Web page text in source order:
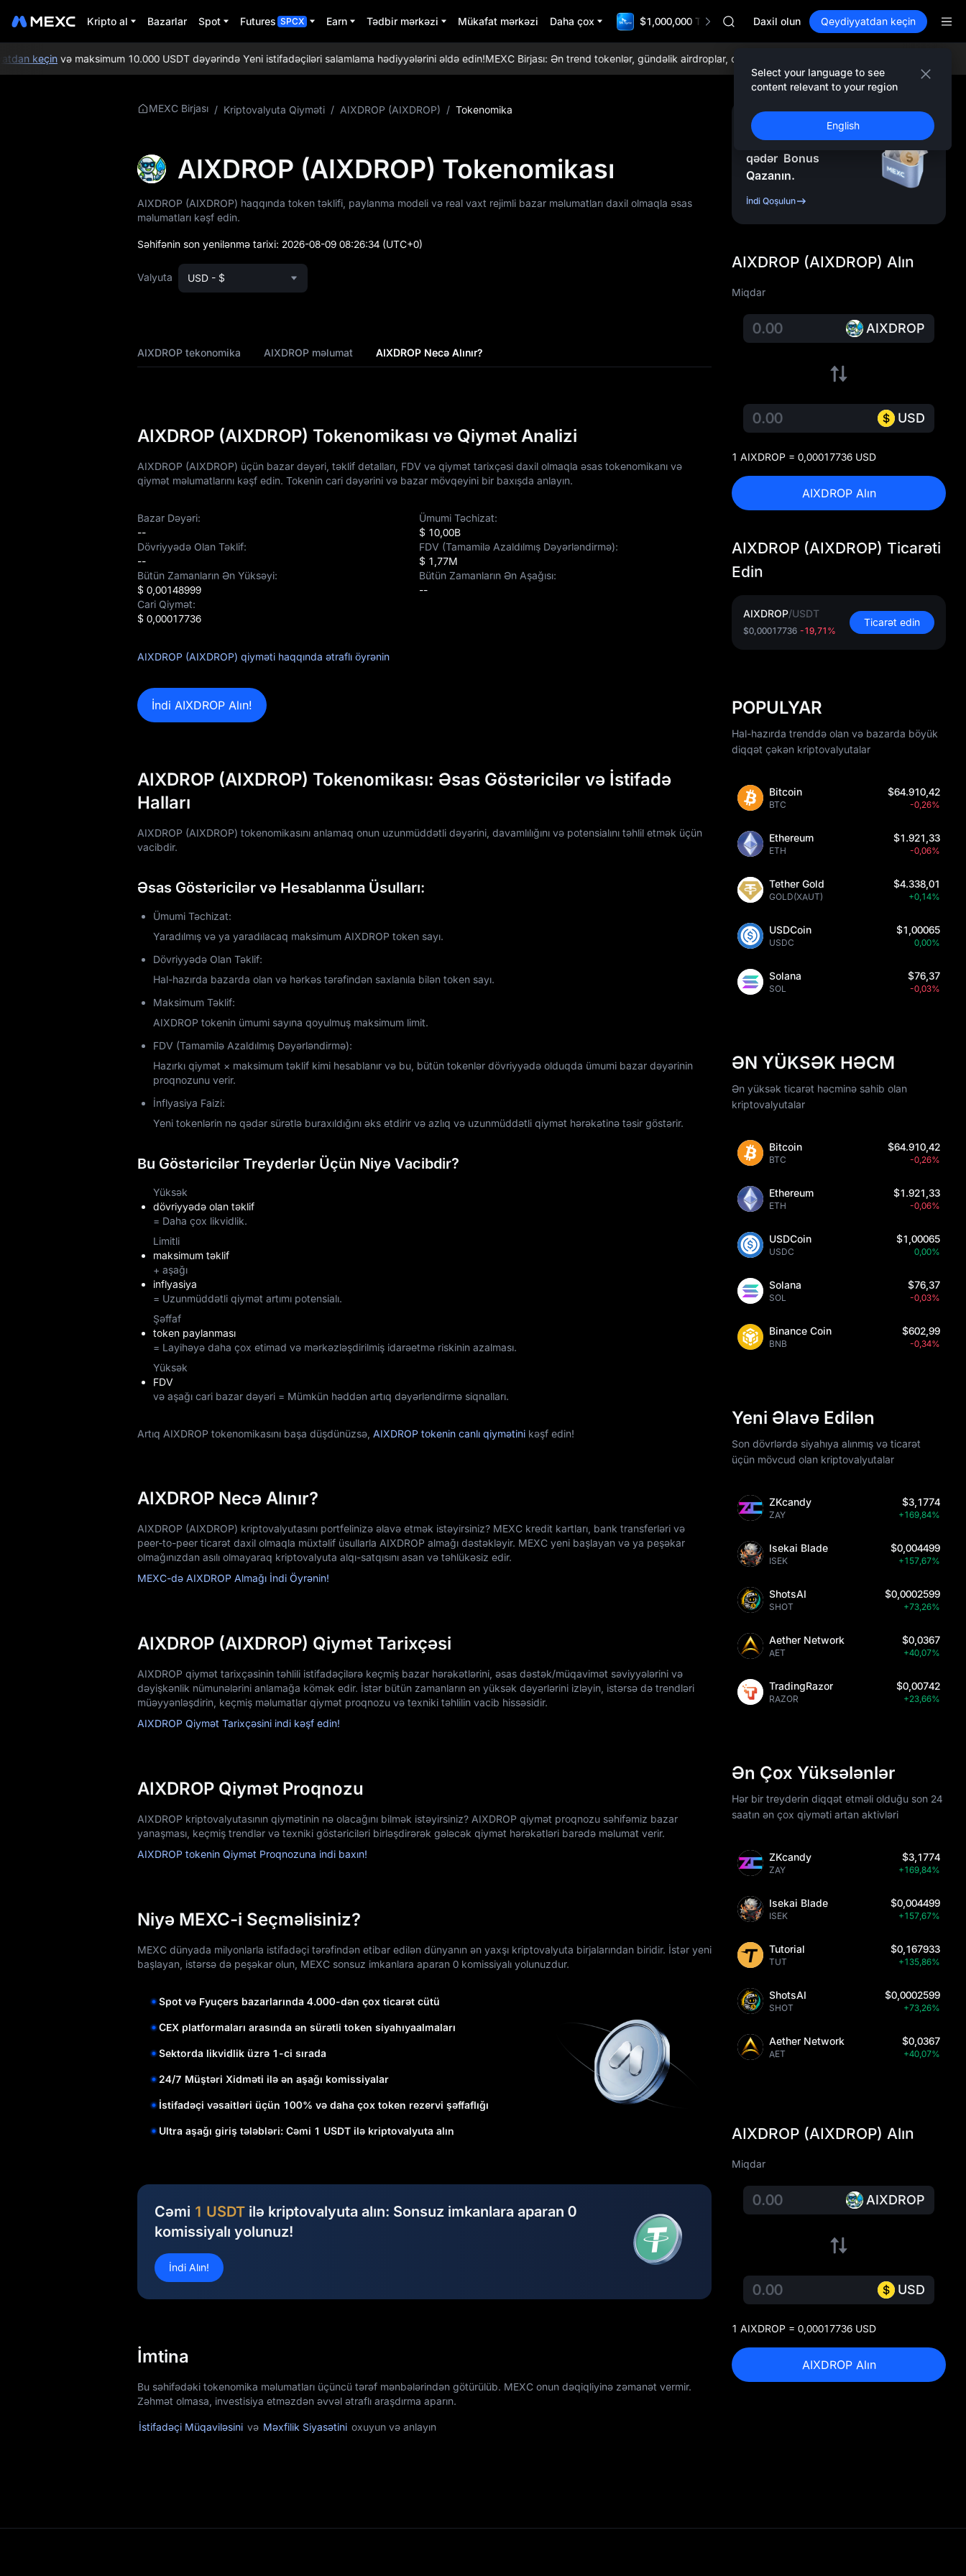
Kripto al Bazarlar Spot Futures SPCX Earn Tədbir mərkəzi Mükafat mərkəzi Daha çox $1,000,000 TradFi GalaSKYAI
UNITREE STAR Market Subscription on Aug 10
GOLD(XAU)
AAOI
UNITREE STAR Market Subscription on Aug 10
SPCX rises despite lock-up expiry
Daxil olun Qeydiyyatdan keçin
Select your language to see
content relevant to your region
English
keçinvə maksimum 10.000 USDT dəyərində Yeni istifadəçiləri salamlama hədiyyələrini əldə edin!MEXC Birjası: Ən trend tokenlər, gündəlik airdroplar, dünyada ən aşağı ticarət komissiyaları və hərtərəfli
MEXC Birjası / Kriptovalyuta Qiyməti / AIXDROP (AIXDROP) / Tokenomika
AIXDROP (AIXDROP) Tokenomikası
AIXDROP (AIXDROP) haqqında token təklifi, paylanma modeli və real vaxt rejimli bazar məlumatları daxil olmaqla əsas
məlumatları kəşf edin.
Səhifənin son yenilənmə tarixi: 2026-08-09 08:26:34 (UTC+0)
Valyuta USD - $
AIXDROP tekonomika AIXDROP məlumat AIXDROP Necə Alınır?
AIXDROP (AIXDROP) Tokenomikası və Qiymət Analizi
AIXDROP (AIXDROP) üçün bazar dəyəri, təklif detalları, FDV və qiymət tarixçəsi daxil olmaqla əsas tokenomikanı və
qiymət məlumatlarını kəşf edin. Tokenin cari dəyərini və bazar mövqeyini bir baxışda anlayın.
Bazar Dəyəri:
--
Ümumi Təchizat:
$ 10,00B
Dövriyyədə Olan Təklif:
--
FDV (Tamamilə Azaldılmış Dəyərləndirmə):
$ 1,77M
Bütün Zamanların Ən Yüksəyi:
$ 0,00148999
Bütün Zamanların Ən Aşağısı:
--
Cari Qiymət:
$ 0,00017736
AIXDROP (AIXDROP) qiyməti haqqında ətraflı öyrənin
İndi AIXDROP Alın!
AIXDROP (AIXDROP) Tokenomikası: Əsas Göstəricilər və İstifadə
Halları
AIXDROP (AIXDROP) tokenomikasını anlamaq onun uzunmüddətli dəyərini, davamlılığını və potensialını təhlil etmək üçün
vacibdir.
Əsas Göstəricilər və Hesablanma Üsulları:
Ümumi Təchizat:
Yaradılmış və ya yaradılacaq maksimum AIXDROP token sayı.
Dövriyyədə Olan Təklif:
Hal-hazırda bazarda olan və hərkəs tərəfindən saxlanıla bilən token sayı.
Maksimum Təklif:
AIXDROP tokenin ümumi sayına qoyulmuş maksimum limit.
FDV (Tamamilə Azaldılmış Dəyərləndirmə):
Hazırkı qiymət × maksimum təklif kimi hesablanır və bu, bütün tokenlər dövriyyədə olduqda ümumi bazar dəyərinin
proqnozunu verir.
İnflyasiya Faizi:
Yeni tokenlərin nə qədər sürətlə buraxıldığını əks etdirir və azlıq və uzunmüddətli qiymət hərəkətinə təsir göstərir.
Bu Göstəricilər Treyderlər Üçün Niyə Vacibdir?
Yüksək
dövriyyədə olan təklif
= Daha çox likvidlik.
Limitli
maksimum təklif
+ aşağı
inflyasiya
= Uzunmüddətli qiymət artımı potensialı.
Şəffaf
token paylanması
= Layihəyə daha çox etimad və mərkəzləşdirilmiş idarəetmə riskinin azalması.
Yüksək
FDV
və aşağı cari bazar dəyəri = Mümkün həddən artıq dəyərləndirmə siqnalları.
Artıq AIXDROP tokenomikasını başa düşdünüzsə, AIXDROP tokenin canlı qiymətini kəşf edin!
AIXDROP Necə Alınır?
AIXDROP (AIXDROP) kriptovalyutasını portfelinizə əlavə etmək istəyirsiniz? MEXC kredit kartları, bank transferləri və
peer-to-peer ticarət daxil olmaqla müxtəlif üsullarla AIXDROP almağı dəstəkləyir. MEXC yeni başlayan və ya peşəkar
olmağınızdan asılı olmayaraq kriptovalyuta alqı-satqısını asan və təhlükəsiz edir.
MEXC-də AIXDROP Almağı İndi Öyrənin!
AIXDROP (AIXDROP) Qiymət Tarixçəsi
AIXDROP qiymət tarixçəsinin təhlili istifadəçilərə keçmiş bazar hərəkətlərini, əsas dəstək/müqavimət səviyyələrini və
dəyişkənlik nümunələrini anlamağa kömək edir. İstər bütün zamanların ən yüksək dəyərlərini izləyin, istərsə də trendləri
müəyyənləşdirin, keçmiş məlumatlar qiymət proqnozu və texniki təhlilin vacib hissəsidir.
AIXDROP Qiymət Tarixçəsini indi kəşf edin!
AIXDROP Qiymət Proqnozu
AIXDROP kriptovalyutasının qiymətinin nə olacağını bilmək istəyirsiniz? AIXDROP qiymət proqnozu səhifəmiz bazar
yanaşması, keçmiş trendlər və texniki göstəriciləri birləşdirərək gələcək qiymət hərəkətləri barədə məlumat verir.
AIXDROP tokenin Qiymət Proqnozuna indi baxın!
Niyə MEXC-i Seçməlisiniz?
MEXC dünyada milyonlarla istifadəçi tərəfindən etibar edilən dünyanın ən yaxşı kriptovalyuta birjalarından biridir. İstər yeni
başlayan, istərsə də peşəkar olun, MEXC sonsuz imkanlara aparan 0 komissiyalı yolunuzdur.
Spot və Fyuçers bazarlarında 4.000-dən çox ticarət cütü
CEX platformaları arasında ən sürətli token siyahıyaalmaları
Sektorda likvidlik üzrə 1-ci sırada
24/7 Müştəri Xidməti ilə ən aşağı komissiyalar
İstifadəçi vəsaitləri üçün 100% və daha çox token rezervi şəffaflığı
Ultra aşağı giriş tələbləri: Cəmi 1 USDT ilə kriptovalyuta alın
Cəmi 1 USDT ilə kriptovalyuta alın: Sonsuz imkanlara aparan 0
komissiyalı yolunuz!
İndi Alın!
İmtina
Bu səhifədəki tokenomika məlumatları üçüncü tərəf mənbələrindən götürülüb. MEXC onun dəqiqliyinə zəmanət vermir.
Zəhmət olmasa, investisiya etməzdən əvvəl ətraflı araşdırma aparın.
İstifadəçi Müqaviləsini və Məxfilik Siyasətini oxuyun və anlayın
Qeydiyyatdan Keçin
və 10.000USDT -ə
qədər Bonus
Qazanın.
İndi Qoşulun
AIXDROP (AIXDROP) Alın
Miqdar
AIXDROP
USD
1 AIXDROP = 0,00017736 USD
AIXDROP Alın
AIXDROP (AIXDROP) Ticarəti
Edin
AIXDROP/USDT
$0,00017736 -19,71%
Ticarət edin
POPULYAR
Hal-hazırda trenddə olan və bazarda böyük
diqqət çəkən kriptovalyutalar
Bitcoin
BTC
$64.910,42
-0,26%
Ethereum
ETH
$1.921,33
-0,06%
Tether Gold
GOLD(XAUT)
$4.338,01
+0,14%
USDCoin
USDC
$1,00065
0,00%
Solana
SOL
$76,37
-0,03%
ƏN YÜKSƏK HƏCM
Ən yüksək ticarət həcminə sahib olan
kriptovalyutalar
Bitcoin
BTC
$64.910,42
-0,26%
Ethereum
ETH
$1.921,33
-0,06%
USDCoin
USDC
$1,00065
0,00%
Solana
SOL
$76,37
-0,03%
Binance Coin
BNB
$602,99
-0,34%
Yeni Əlavə Edilən
Son dövrlərdə siyahıya alınmış və ticarət
üçün mövcud olan kriptovalyutalar
ZKcandy
ZAY
$3,1774
+169,84%
Isekai Blade
ISEK
$0,004499
+157,67%
ShotsAI
SHOT
$0,0002599
+73,26%
Aether Network
AET
$0,0367
+40,07%
TradingRazor
RAZOR
$0,00742
+23,66%
Ən Çox Yüksələnlər
Hər bir treyderin diqqət etməli olduğu son 24
saatın ən çox qiyməti artan aktivləri
ZKcandy
ZAY
$3,1774
+169,84%
Isekai Blade
ISEK
$0,004499
+157,67%
Tutorial
TUT
$0,167933
+135,86%
ShotsAI
SHOT
$0,0002599
+73,26%
Aether Network
AET
$0,0367
+40,07%
AIXDROP (AIXDROP) Alın
Miqdar
AIXDROP
USD
1 AIXDROP = 0,00017736 USD
AIXDROP Alın